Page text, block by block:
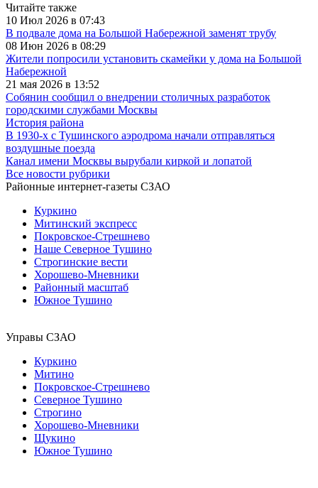
Читайте также
10 Июл 2026 в 07:43
В подвале дома на Большой Набережной заменят трубу
08 Июн 2026 в 08:29
Жители попросили установить скамейки у дома на Большой
Набережной
21 мая 2026 в 13:52
Собянин сообщил о внедрении столичных разработок
городскими службами Москвы
История района
В 1930-х с Тушинского аэродрома начали отправляться
воздушные поезда
Канал имени Москвы вырубали киркой и лопатой
Все новости рубрики
Районные интернет-газеты СЗАО
Куркино
Митинский экспресс
Покровское-Стрешнево
Наше Северное Тушино
Строгинские вести
Хорошево-Мневники
Районный масштаб
Южное Тушино
Управы СЗАО
Куркино
Митино
Покровское-Стрешнево
Северное Тушино
Строгино
Хорошево-Мневники
Щукино
Южное Тушино